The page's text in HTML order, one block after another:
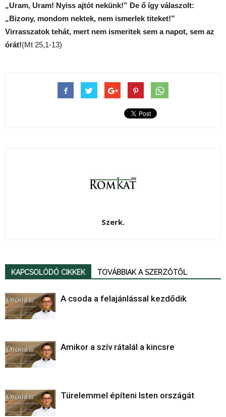
„Uram, Uram! Nyiss ajtót nekünk!” De ő így válaszolt:
„Bizony, mondom nektek, nem ismerlek titeket!”
Virrasszatok tehát, mert nem ismeritek sem a napot, sem az
órát!(Mt 25,1-13)
Szerk.
KAPCSOLÓDÓ CIKKEK TOVÁBBIAK A SZERZŐTŐL
A csoda a felajánlással kezdődik
Amikor a szív rátalál a kincsre
Türelemmel építeni Isten országát